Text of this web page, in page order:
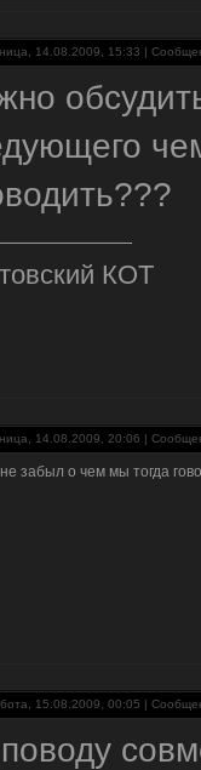
14.08.2009, 15:33 |
КОТ
14.08.2009, 20:06 |
забыл о чем мы тогда
15.08.2009, 00:05 |